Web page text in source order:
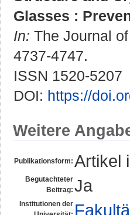
Glasses :
In: The Journal
4737-4747.
ISSN 1520-5207
DOI: https://
Weitere
Publikationsform: Artikel
Begutachteter
Beitrag: Ja
Institutionen der